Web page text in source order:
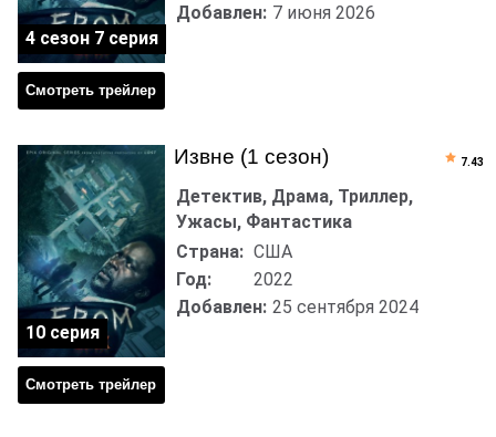
Смотреть трейлер
Добавлен: 7 июня 2026
4 сезон 7 серия
Извне (1 сезон)
Смотреть трейлер
Детектив, Драма, Триллер,
Ужасы, Фантастика
Страна: США
Год:
2022
Добавлен: 25 сентября 2024
10 серия
7.43